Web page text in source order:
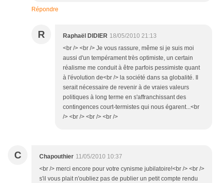
Répondre
R Raphaël DIDIER 18/05/2010 21:13
<br /> <br /> Je vous rassure, même si je suis moi
aussi d'un tempérament très optimiste, un certain
réalisme me conduit à être parfois pessimiste quant
à l'évolution de<br /> la société dans sa globalité. Il
serait nécessaire de revenir à de vraies valeurs
politiques à long terme en s'affranchissant des
contingences court-termistes qui nous égarent...<br
/> <br /> <br /> <br />
C Chapouthier 11/05/2010 10:37
<br /> merci encore pour votre cynisme jubilatoire!<br /> <br />
s'il vous plait n'oubliez pas de publier un petit compte rendu